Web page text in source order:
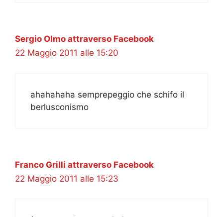
Sergio Olmo attraverso Facebook
22 Maggio 2011 alle 15:20
ahahahaha semprepeggio che schifo il
berlusconismo
Franco Grilli attraverso Facebook
22 Maggio 2011 alle 15:23